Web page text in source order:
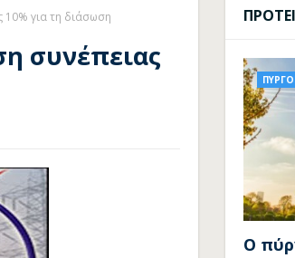
10% για τη διάσωση
συνέπειας
Ο